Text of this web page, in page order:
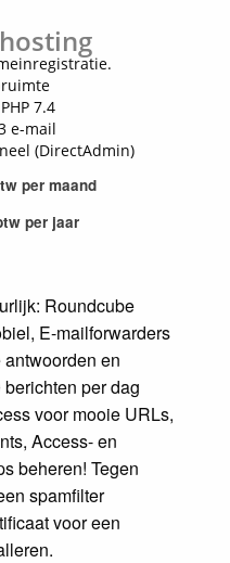
7.4
e-mail
(DirectAdmin)
per maand
per jaar
Roundcube
E-mailforwarders
en
per dag
voor mooie URLs,
Access- en
beheren! Tegen
spamfilter
voor een